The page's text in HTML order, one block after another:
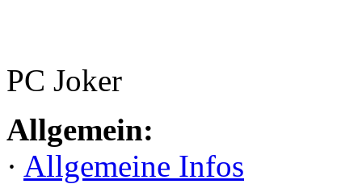
PC Joker
Allgemein:
· Allgemeine Infos